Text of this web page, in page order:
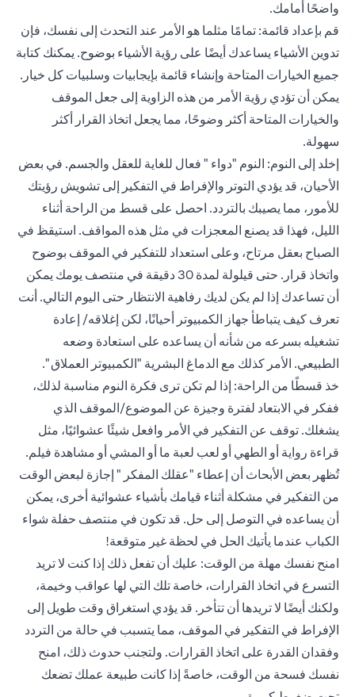
واضحًا أمامك.
قم بإعداد قائمة: تمامًا مثلما هو الأمر عند التحدث إلى نفسك، فإن
تدوين الأشياء يساعدك أيضًا على رؤية الأشياء بوضوح. يمكنك كتابة
جميع الخيارات المتاحة وإنشاء قائمة بإيجابيات وسلبيات كل خيار.
يمكن أن تؤدي رؤية الأمر من هذه الزاوية إلى جعل الموقف
والخيارات المتاحة أكثر وضوحًا، مما يجعل اتخاذ القرار أكثر
سهولة.
إخلد إلى النوم: النوم "دواء " فعال للغاية للعقل والجسم. في بعض
الأحيان، قد يؤدي التوتر والإفراط في التفكير إلى تشويش رؤيتك
للأمور، مما يصيبك بالتردد. احصل على قسط من الراحة أثناء
الليل، فهذا قد يصنع المعجزات في مثل هذه المواقف. استيقظ في
الصباح بعقل مرتاح، وعلى استعداد للتفكير في الموقف بوضوح
واتخاذ قرار. حتى قيلولة لمدة 30 دقيقة في منتصف يومك يمكن
أن تساعدك إذا لم يكن لديك رفاهية الانتظار حتى اليوم التالي. أنت
تعرف كيف يتباطأ جهاز الكمبيوتر أحيانًا، لكن إغلاقه/ إعادة
تشغيله بسرعه من شأنه أن يساعده على استعادة وضعه
الطبيعي. الأمر كذلك مع الدماغ البشرية "الكمبيوتر العملاق ".
خذ قسطًا من الراحة: إذا لم تكن ترى فكرة النوم مناسبة لذلك،
ففكر في الابتعاد لفترة وجيزة عن الموضوع/الموقف الذي
يشغلك. توقف عن التفكير في الأمر وافعل شيئًا عشوائيًا، مثل
قراءة رواية أو الطهي أو لعب لعبة ما أو المشي أو مشاهدة فيلم.
تُظهر بعض الأبحاث أن إعطاء "عقلك المفكر " إجازة لبعض الوقت
من التفكير في مشكلة أثناء قيامك بأشياء عشوائية أخرى، يمكن
أن يساعده في التوصل إلى حل. قد تكون في منتصف حفلة شواء
الكباب عندما يأتيك الحل في لحظة غير متوقعة!
امنح نفسك مهلة من الوقت: عليك أن تفعل ذلك إذا كنت لا تريد
التسرع في اتخاذ القرارات، خاصة تلك التي لها عواقب وخيمة،
ولكنك أيضًا لا تريدها أن تتأخر. قد يؤدي استغراق وقت طويل إلى
الإفراط في التفكير في الموقف، مما يتسبب في حالة من التردد
وفقدان القدرة على اتخاذ القرارات. ولتجنب حدوث ذلك، امنح
نفسك فسحة من الوقت، خاصةً إذا كانت طبيعة عملك تضعك